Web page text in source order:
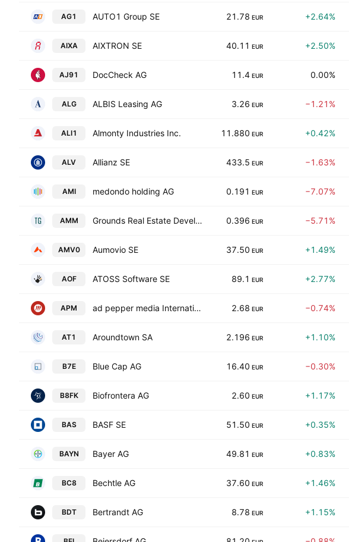
AG1 AUTO1 Group SE 21.78 EUR +2.64%
AIXA AIXTRON SE 40.11 EUR +2.50%
AJ91 DocCheck AG 11.4 EUR 0.00%
ALG ALBIS Leasing AG 3.26 EUR −1.21%
ALI1 Almonty Industries Inc. 11.880 EUR +0.42%
ALV Allianz SE 433.5 EUR −1.63%
AMI medondo holding AG 0.191 EUR −7.07%
AMM Grounds Real Estate Development AG 0.396 EUR −5.71%
AMV0 Aumovio SE 37.50 EUR +1.49%
AOF ATOSS Software SE 89.1 EUR +2.77%
APM ad pepper media International N.V. 2.68 EUR −0.74%
AT1 Aroundtown SA 2.196 EUR +1.10%
B7E Blue Cap AG 16.40 EUR −0.30%
B8FK Biofrontera AG 2.60 EUR +1.17%
BAS BASF SE 51.50 EUR +0.35%
BAYN Bayer AG 49.81 EUR +0.83%
BC8 Bechtle AG 37.60 EUR +1.46%
BDT Bertrandt AG 8.78 EUR +1.15%